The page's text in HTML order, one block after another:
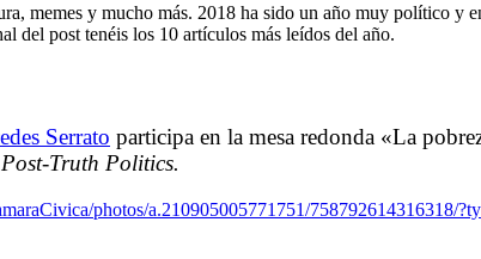
memes y mucho más. 2018 ha sido un año muy político y
del post tenéis los 10 artículos más leídos del año.
Serrato participa en la mesa redonda «La
Truth Politics.
photos/a.210905005771751/758792614316318/